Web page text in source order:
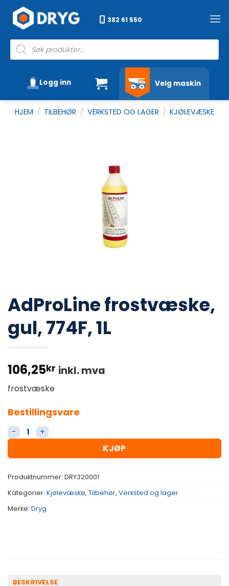
content
382 61 550
Products
search
Velg maskin
Logg inn
HJEM / TILBEHØR / VERKSTED OG LAGER / KJØLEVÆSKE
AdProLine frostvæske,
gul, 774F, 1L
106,25kr inkl. mva
frostvæske
Bestillingsvare
AdProLine frostvæske, gul, 774F, 1L antall
KJØP
Produktnummer: DRY320001
Kategorier: Kjølevæske, Tilbehør, Verksted og lager
Merke: Dryg
BESKRIVELSE